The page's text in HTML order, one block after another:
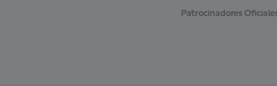
Patrocinadores